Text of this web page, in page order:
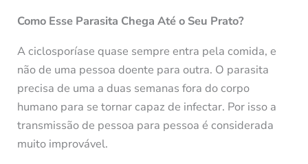
Como Esse Parasita Chega Até o Seu Prato?
A ciclosporíase quase sempre entra pela comida, e
não de uma pessoa doente para outra. O parasita
precisa de uma a duas semanas fora do corpo
humano para se tornar capaz de infectar. Por isso a
transmissão de pessoa para pessoa é considerada
muito improvável.